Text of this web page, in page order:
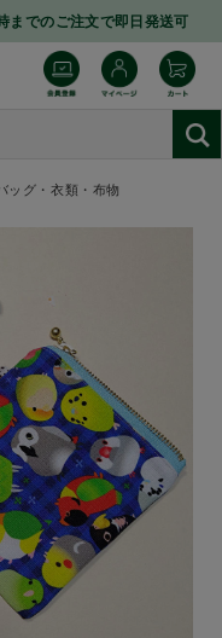
でのご注文で即日発送可
ッグ・衣類・布物